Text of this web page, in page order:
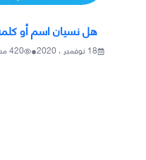
هل نسيان اسم أو
18 نوفمبر ، 2020 •
420